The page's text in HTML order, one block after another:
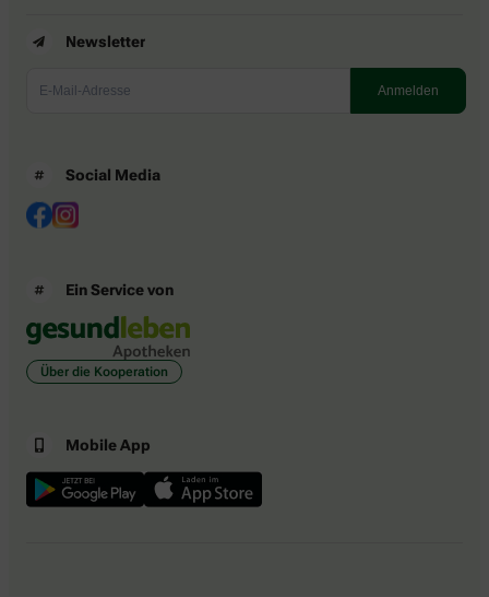
Newsletter
Social Media
Ein Service von
Über die Kooperation
Mobile App